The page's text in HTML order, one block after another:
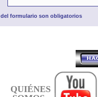
formulario son obligatorios
QUIÉNES